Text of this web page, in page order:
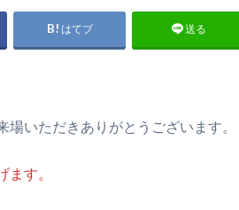
はてブ 送る
いただきありがとうございます。
す。